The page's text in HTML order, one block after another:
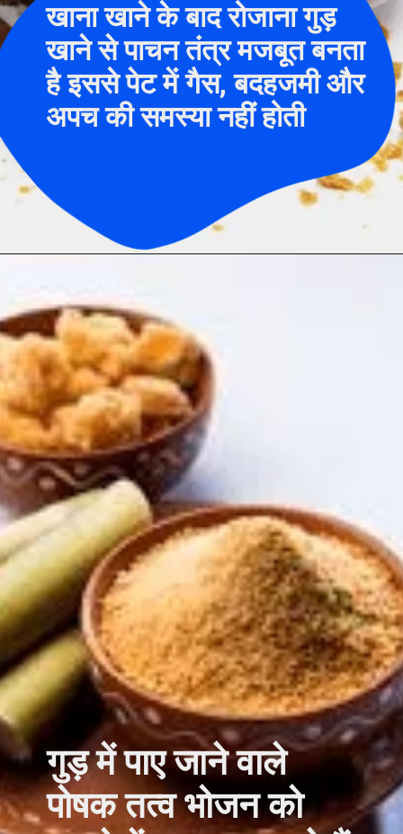
खाना खाने के बाद रोजाना गुड़
खाने से पाचन तंत्र मजबूत बनता
है इससे पेट में गैस, बदहजमी और
अपच की समस्या नहीं होती
गुड़ में पाए जाने वाले
पोषक तत्व भोजन को